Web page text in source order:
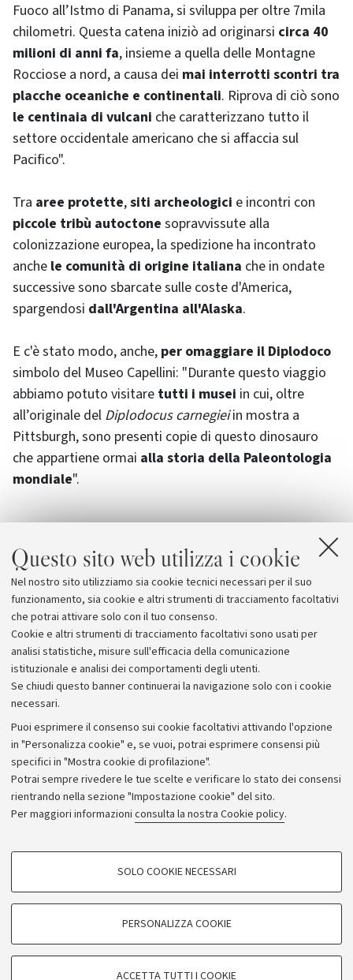
Questo sito web utilizza i cookie
Nel nostro sito utilizziamo sia cookie tecnici necessari per il suo
funzionamento, sia cookie e altri strumenti di tracciamento facoltativi
che potrai attivare solo con il tuo consenso.
Cookie e altri strumenti di tracciamento facoltativi sono usati per
analisi statistiche, misure sull'efficacia della comunicazione
istituzionale e analisi dei comportamenti degli utenti.
Se chiudi questo banner continuerai la navigazione solo con i cookie
necessari.
Puoi esprimere il consenso sui cookie facoltativi attivando l'opzione
in "Personalizza cookie" e, se vuoi, potrai esprimere consensi più
specifici in "Mostra cookie di profilazione".
Potrai sempre rivedere le tue scelte e verificare lo stato dei consensi
rientrando nella sezione "Impostazione cookie" del sito.
Per maggiori informazioni consulta la nostra Cookie policy.
COOKIE DI PROFILAZIONE - FACOLTATIVI
COOKIE TECNICI - NECESSARI
SOLO COOKIE NECESSARI
PERSONALIZZA COOKIE
ACCETTA TUTTI I COOKIE
Fuoco all’Istmo di Panama, si sviluppa per oltre 7mila
chilometri. Questa catena iniziò ad originarsi circa 40
milioni di anni fa, insieme a quella delle Montagne
Rocciose a nord, a causa dei mai interrotti scontri tra
placche oceaniche e continentali. Riprova di ciò sono
le centinaia di vulcani che caratterizzano tutto il
settore occidentale americano che si affaccia sul
Pacifico".
Tra aree protette,siti archeologici e incontri con
piccole tribù autoctone sopravvissute alla
colonizzazione europea, la spedizione ha incontrato
anche le comunità di origine italiana che in ondate
successive sono sbarcate sulle coste d'America,
spargendosi dall'Argentina all'Alaska.
E c'è stato modo, anche, per omaggiare il Diplodoco
simbolo del Museo Capellini: "Durante questo viaggio
abbiamo potuto visitare tutti i musei in cui, oltre
all’originale del Diplodocus carnegieiin mostra a
Pittsburgh, sono presenti copie di questo dinosauro
che appartiene ormai alla storia della Paleontologia
mondiale".
Allegati
Museo Capellini
Archivio
Comunicati stampa
Redazione
Rassegna stampa
© Copyright 2026 - ALMA MATER STUDIORUM - Università di
Bologna - Via Zamboni, 33 - 40126 Bologna - PI: 01131710376 -
CF: 80007010376